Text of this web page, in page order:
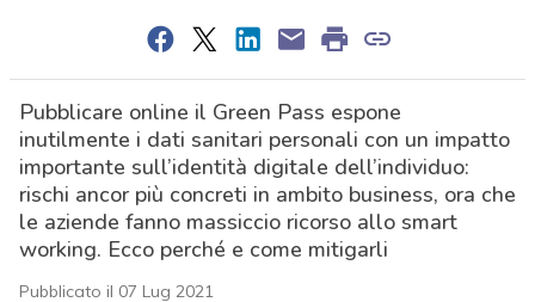
Pubblicare online il Green Pass espone
inutilmente i dati sanitari personali con un impatto
importante sull’identità digitale dell’individuo:
rischi ancor più concreti in ambito business, ora che
le aziende fanno massiccio ricorso allo smart
working. Ecco perché e come mitigarli
Pubblicato il 07 Lug 2021